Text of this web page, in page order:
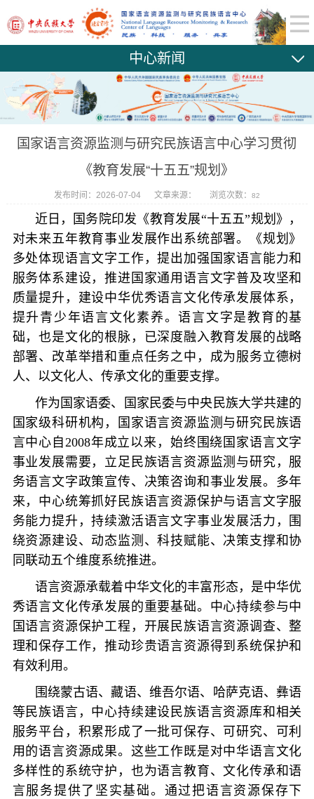
中心新闻
国家语言资源监测与研究民族语言中心学习贯彻
《教育发展“十五五”规划》
发布时间：2026-07-04 文章来源： 浏览次数：82
近日，国务院印发《教育发展“十五五”规划》，
对未来五年教育事业发展作出系统部署。《规划》
多处体现语言文字工作，提出加强国家语言能力和
服务体系建设，推进国家通用语言文字普及攻坚和
质量提升，建设中华优秀语言文化传承发展体系，
提升青少年语言文化素养。语言文字是教育的基
础，也是文化的根脉，已深度融入教育发展的战略
部署、改革举措和重点任务之中，成为服务立德树
人、以文化人、传承文化的重要支撑。
作为国家语委、国家民委与中央民族大学共建的
国家级科研机构，国家语言资源监测与研究民族语
言中心自2008年成立以来，始终围绕国家语言文字
事业发展需要，立足民族语言资源监测与研究，服
务语言文字政策宣传、决策咨询和事业发展。多年
来，中心统筹抓好民族语言资源保护与语言文字服
务能力提升，持续激活语言文字事业发展活力，围
绕资源建设、动态监测、科技赋能、决策支撑和协
同联动五个维度系统推进。
语言资源承载着中华文化的丰富形态，是中华优
秀语言文化传承发展的重要基础。中心持续参与中
国语言资源保护工程，开展民族语言资源调查、整
理和保存工作，推动珍贵语言资源得到系统保护和
有效利用。
围绕蒙古语、藏语、维吾尔语、哈萨克语、彝语
等民族语言，中心持续建设民族语言资源库和相关
服务平台，积累形成了一批可保存、可研究、可利
用的语言资源成果。这些工作既是对中华语言文化
多样性的系统守护，也为语言教育、文化传承和语
言服务提供了坚实基础。通过把语言资源保存下